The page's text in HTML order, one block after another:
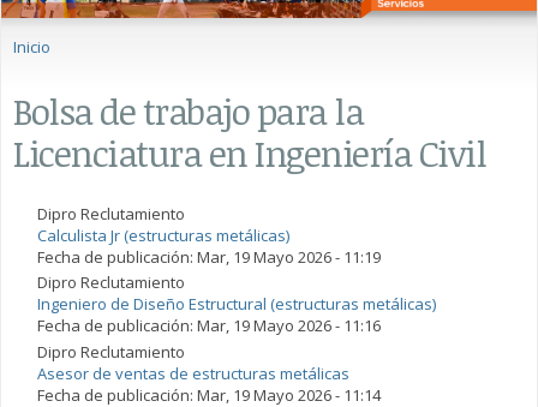
Inicio
Bolsa de trabajo para la
Licenciatura en Ingeniería Civil
Dipro Reclutamiento
Calculista Jr (estructuras metálicas)
Fecha de publicación: Mar, 19 Mayo 2026 - 11:19
Dipro Reclutamiento
Ingeniero de Diseño Estructural (estructuras metálicas)
Fecha de publicación: Mar, 19 Mayo 2026 - 11:16
Dipro Reclutamiento
Asesor de ventas de estructuras metálicas
Fecha de publicación: Mar, 19 Mayo 2026 - 11:14